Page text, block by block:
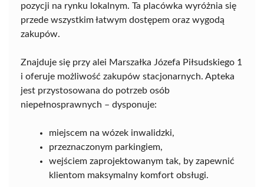
pozycji na rynku lokalnym. Ta placówka wyróżnia się
przede wszystkim łatwym dostępem oraz wygodą
zakupów.
Znajduje się przy alei Marszałka Józefa Piłsudskiego 1
i oferuje możliwość zakupów stacjonarnych. Apteka
jest przystosowana do potrzeb osób
niepełnosprawnych – dysponuje:
miejscem na wózek inwalidzki,
przeznaczonym parkingiem,
wejściem zaprojektowanym tak, by zapewnić
klientom maksymalny komfort obsługi.